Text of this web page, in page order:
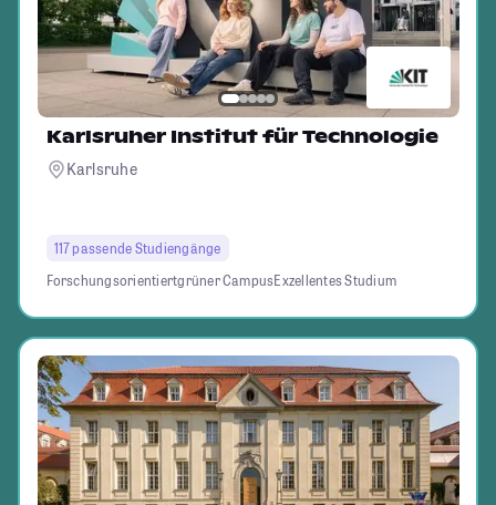
Karlsruher Institut für Technologie
Karlsruhe
117 passende Studiengänge
Forschungsorientiertgrüner CampusExzellentes Studium